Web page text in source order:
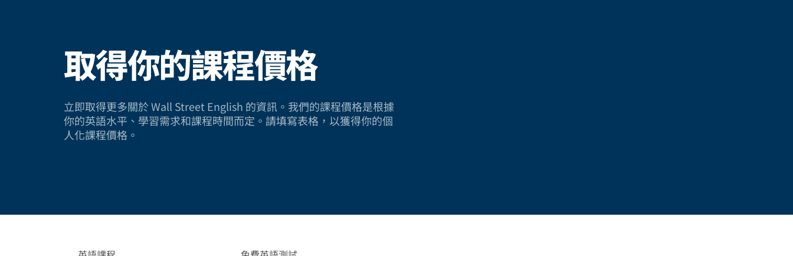
取得你的課程價格
立即取得更多關於 Wall Street English 的資訊。我們的課程價格是根據
你的英語水平、學習需求和課程時間而定。請填寫表格，以獲得你的個
人化課程價格。